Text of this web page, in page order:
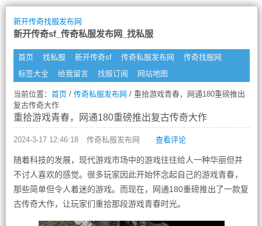
新开传奇找服发布网
新开传奇sf_传奇私服发布网_找私服
首页 找私服 新开传奇sf 传奇私服发布网
传奇找服网
标签大全
给我留言 找服订阅 网站地图
当前位置： 首页/ 传奇私服发布网 / 重拾游戏青春，网通180重磅推出
复古传奇大作
重拾游戏青春，网通180重磅推出复古传奇大作
2024-3-17 12:46:18 传奇私服发布网 查看评论
随着科技的发展，现代游戏市场中的游戏往往给人一种华丽但并
不讨人喜欢的感觉。很多玩家因此开始怀念起自己的游戏青春，
那些简单但令人着迷的游戏。而现在，网通180重磅推出了一款复
古传奇大作，让玩家们重拾那段游戏青春时光。